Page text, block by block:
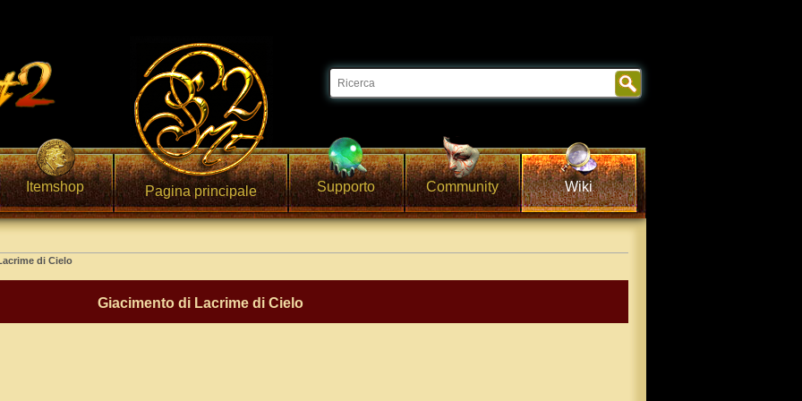
Itemshop Pagina principale Supporto Community Wiki
di Cielo
Giacimento di Lacrime di Cielo